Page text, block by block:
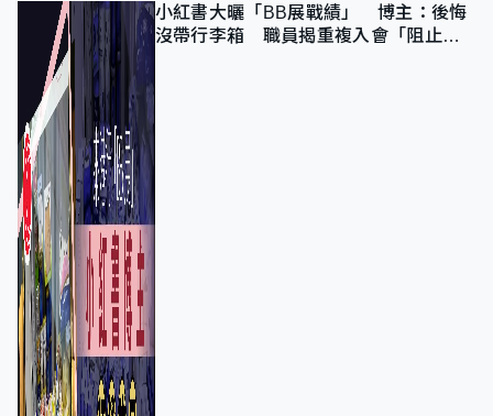
小紅書大曬「BB展戰績」 博主：後悔
沒帶行李箱 職員揭重複入會「阻止唔